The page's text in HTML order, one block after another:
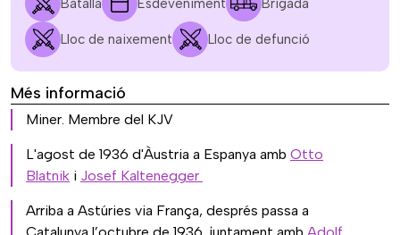
Batalla Esdeveniment Brigada
Lloc de naixement Lloc de defunció
Més informació
Miner. Membre del KJV
L'agost de 1936 d'Àustria a Espanya amb Otto
Blatnik i Josef Kaltenegger
Arriba a Astúries via França, després passa a